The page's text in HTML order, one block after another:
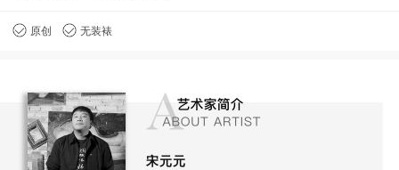
原创 无装裱
宋元元